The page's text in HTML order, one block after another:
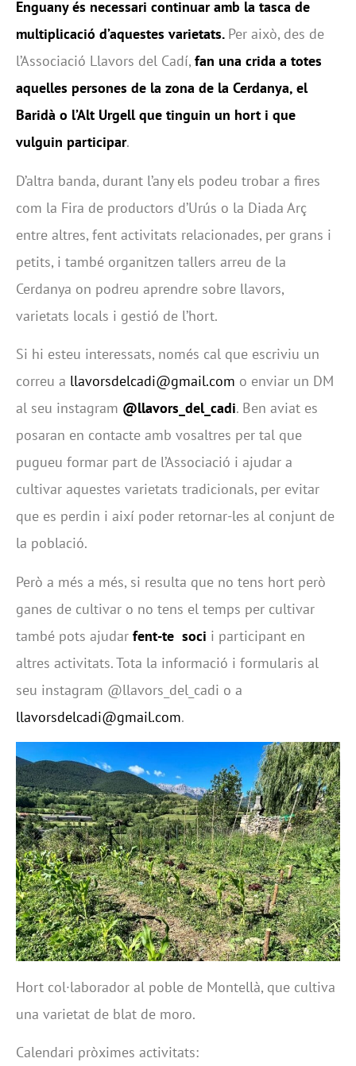
Enguany és necessari continuar amb la tasca de
multiplicació d’aquestes varietats. Per això, des de
l’Associació Llavors del Cadí, fan una crida a totes
aquelles persones de la zona de la Cerdanya, el
Baridà o l’Alt Urgell que tinguin un hort i que
vulguin participar.
D’altra banda, durant l’any els podeu trobar a fires
com la Fira de productors d’Urús o la Diada Arç
entre altres, fent activitats relacionades, per grans i
petits, i també organitzen tallers arreu de la
Cerdanya on podreu aprendre sobre llavors,
varietats locals i gestió de l’hort.
Si hi esteu interessats, només cal que escriviu un
correu a llavorsdelcadi@gmail.com o enviar un DM
al seu instagram @llavors_del_cadi. Ben aviat es
posaran en contacte amb vosaltres per tal que
pugueu formar part de l’Associació i ajudar a
cultivar aquestes varietats tradicionals, per evitar
que es perdin i així poder retornar-les al conjunt de
la població.
Però a més a més, si resulta que no tens hort però
ganes de cultivar o no tens el temps per cultivar
també pots ajudar fent-te soci i participant en
altres activitats. Tota la informació i formularis al
seu instagram @llavors_del_cadi o a
llavorsdelcadi@gmail.com.
Hort col·laborador al poble de Montellà, que cultiva
una varietat de blat de moro.
Calendari pròximes activitats: